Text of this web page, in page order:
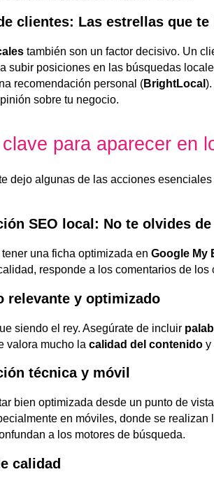
clientes: Las estrellas que
también son un factor decisivo. Un
subir posiciones en las búsquedas
recomendación personal (BrightLocal
sobre tu negocio.
para aparecer en
dejo algunas de las acciones
SEO local: No te olvides
una ficha optimizada en Google My
responde a los comentarios de
relevante y optimizado
siendo el rey. Asegúrate de incluir
valora mucho la calidad del contenido y
técnica y móvil
bien optimizada desde un punto de
en móviles, donde se
a los motores de búsqueda.
calidad